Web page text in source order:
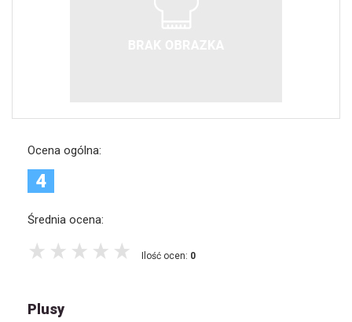
Ocena ogólna:
4
Średnia ocena:
Ilość ocen: 0
Plusy